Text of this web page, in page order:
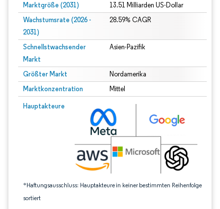
Marktgröße (2031) 13.51 Milliarden US-Dollar
Wachstumsrate (2026 -
2031)
28.59% CAGR
Schnellstwachsender
Markt
Asien-Pazifik
Größter Markt Nordamerika
Marktkonzentration Mittel
Hauptakteure
*Haftungsausschluss: Hauptakteure in keiner bestimmten Reihenfolge
sortiert
Bild © Mordor Intelligence. Wiederverwendung erfordert Namensnennung